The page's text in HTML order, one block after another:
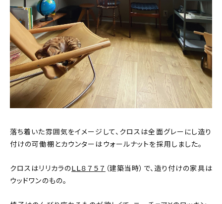
落ち着いた雰囲気をイメージして、クロスは全面グレーにし造り
付けの可働棚とカウンターはウォールナットを採用しました。
クロスはリリカラのLL８７５７ （建築当時）で、造り付けの家具は
ウッドワンのもの。